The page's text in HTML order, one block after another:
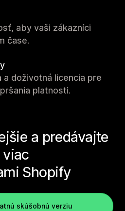
aby vaši zákazníci
čase.
doživotná licencia pre
platnosti.
a predávajte
viac
Shopify
skúšobnú verziu